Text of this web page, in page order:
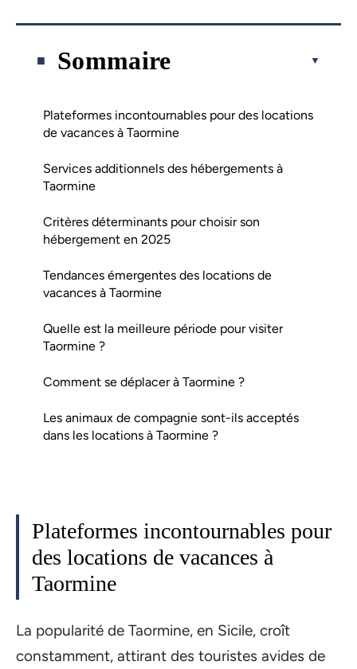
Sommaire
Plateformes incontournables pour des locations
de vacances à Taormine
Services additionnels des hébergements à
Taormine
Critères déterminants pour choisir son
hébergement en 2025
Tendances émergentes des locations de
vacances à Taormine
Quelle est la meilleure période pour visiter
Taormine ?
Comment se déplacer à Taormine ?
Les animaux de compagnie sont-ils acceptés
dans les locations à Taormine ?
Plateformes incontournables pour
des locations de vacances à
Taormine
La popularité de Taormine, en Sicile, croît
constamment, attirant des touristes avides de